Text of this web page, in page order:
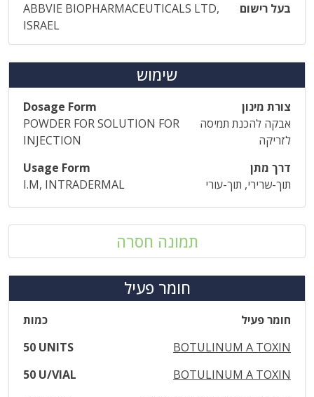
בעל רישום
ABBVIE BIOPHARMACEUTICALS LTD,
ISRAEL
שימוש
צורת מינון
Dosage Form
אבקה להכנת תמיסה
לזריקה
POWDER FOR SOLUTION FOR
INJECTION
דרך מתן
Usage Form
תוך-שרירי, תוך-עורי
I.M, INTRADERMAL
תמונה חסרה
חומר פעיל
חומר פעיל
כמות
BOTULINUM A TOXIN
50 UNITS
BOTULINUM A TOXIN
50 U/VIAL